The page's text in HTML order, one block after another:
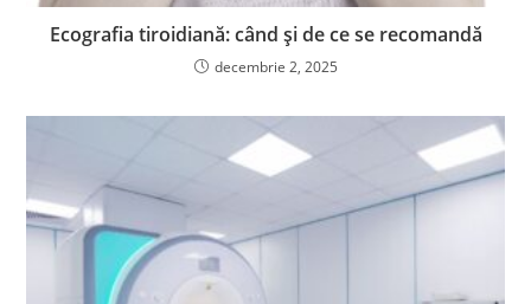
Ecografia tiroidiană: când și de ce se recomandă
decembrie 2, 2025